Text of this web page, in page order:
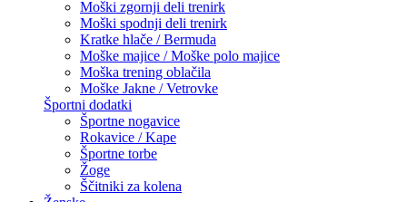
Moški zgornji deli trenirk
Moški spodnji deli trenirk
Kratke hlače / Bermuda
Moške majice / Moške polo majice
Moška trening oblačila
Moške Jakne / Vetrovke
Športni dodatki
Športne nogavice
Rokavice / Kape
Športne torbe
Žoge
Ščitniki za kolena